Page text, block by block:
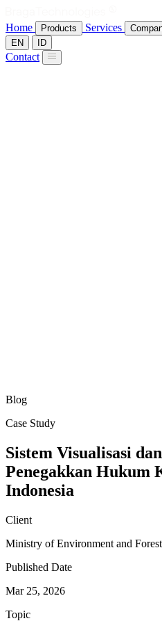
Home Products Services
EN ID
Contact
Blog
Case Study
Sistem Visualisasi
Penegakkan Hukum
Indonesia
Client
Ministry of Environment and
Published Date
Mar 25, 2026
Topic